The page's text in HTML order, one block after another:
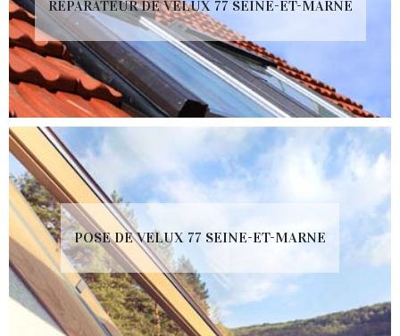
RÉPARATEUR DE VELUX 77 SEINE-ET-MARNE
POSE DE VELUX 77 SEINE-ET-MARNE